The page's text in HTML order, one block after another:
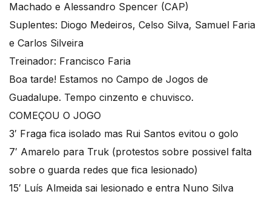
Machado e Alessandro Spencer (CAP)
Suplentes: Diogo Medeiros, Celso Silva, Samuel Faria
e Carlos Silveira
Treinador: Francisco Faria
Boa tarde! Estamos no Campo de Jogos de
Guadalupe. Tempo cinzento e chuvisco.
COMEÇOU O JOGO
3′ Fraga fica isolado mas Rui Santos evitou o golo
7′ Amarelo para Truk (protestos sobre possivel falta
sobre o guarda redes que fica lesionado)
15′ Luís Almeida sai lesionado e entra Nuno Silva